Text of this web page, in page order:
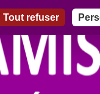
Tout refuser